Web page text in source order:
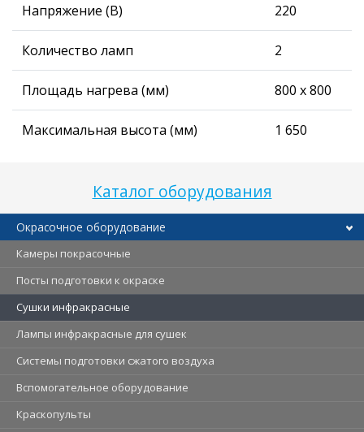
Каталог оборудования
Окрасочное оборудование
Камеры покрасочные
Посты подготовки к окраске
Сушки инфракрасные
Лампы инфракрасные для сушек
Системы подготовки сжатого воздуха
Вспомогательное оборудование
Краскопульты
Напряжение (В) 220
Количество ламп 2
Площадь нагрева (мм) 800 х 800
Максимальная высота (мм) 1 650